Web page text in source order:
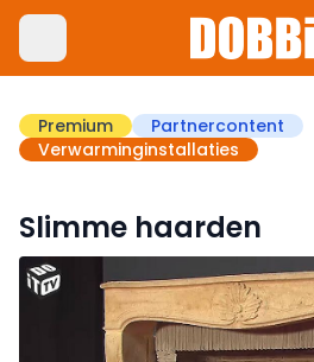
Premium
Partnercontent
Verwarminginstallaties
Slimme haarden